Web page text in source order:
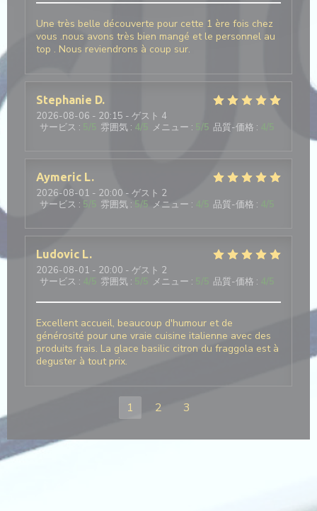
Une très belle découverte pour cette 1 ère fois chez
vous .nous avons très bien mangé et le personnel au
top . Nous reviendrons à coup sur.
Stephanie D
2026-08-06 - 20:15 - ゲスト 4
サービス : 雰囲気 : 4/5 メニュー : 5/5 品質-価格 :
Aymeric L
2026-08-01 - 20:00 - ゲスト 2
サービス : 5/5 雰囲気 : 5/5 メニュー : 品質-価格 :
Ludovic L
2026-08-01 - 20:00 - ゲスト 2
サービス : 雰囲気 : メニュー : 品質-価格 :
Excellent accueil, beaucoup d'humour et de
générosité pour une vraie cuisine italienne avec des
produits frais. La glace basilic citron du fraggola est à
deguster à tout prix.
1 2 3